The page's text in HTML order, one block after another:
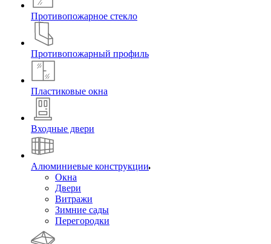
Противопожарное стекло
Противопожарный профиль
Пластиковые окна
Входные двери
Алюминиевые конструкции
Окна
Двери
Витражи
Зимние сады
Перегородки